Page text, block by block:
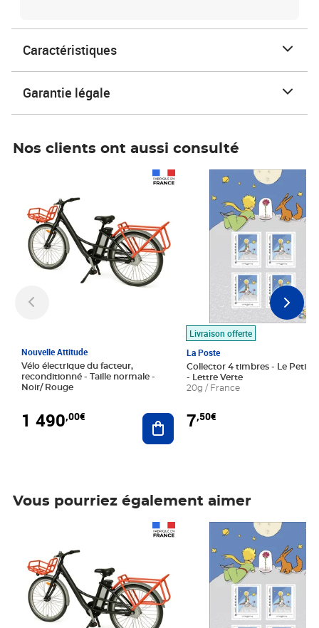
Caractéristiques
Garantie légale
Nos clients ont aussi consulté
Nouvelle Attitude
Vélo électrique du facteur,
reconditionné - Taille normale -
Noir/ Rouge
1 490,00€ Ajouter au panier
Livraison offerte
La Poste
Collector 4 timbres - Le Petit
- Lettre Verte
20g / France
7,50€
Prix 7,50€
Vous pourriez également aimer
Prix 7,50€